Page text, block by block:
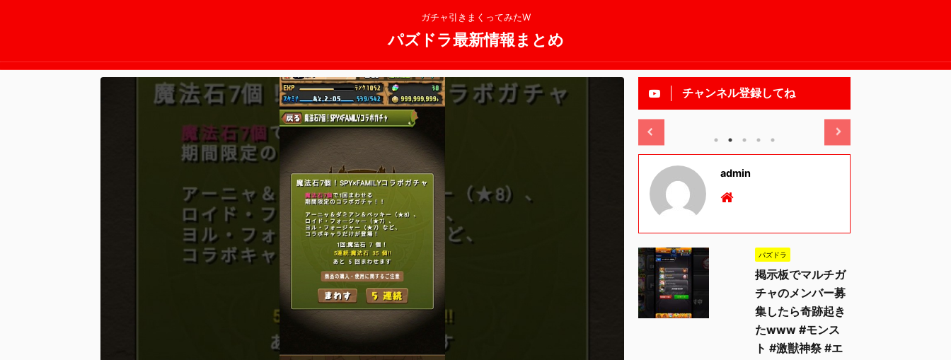
ガチャ引きまくってみたW
パズドラ最新情報まとめ
チャンネル登録してね
2025/11/13
admin
パズドラ
掲示板でマルチガ
チャのメンバー募
集したら奇跡起き
たwww #モンス
ト #激獣神祭 #エ